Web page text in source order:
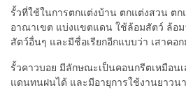
รั้วที่ใช้ในการตกแต่งบ้าน ตกแต่งสวน ตก
อาณาเขต แบ่งแขตแดน ใช้ล้อมสัตว์ ล้อ
สัตว์อื่นๆ และมีชื่อเรียกอีกแบบว่า เสาคอ
รั้วคาวบอย มีลักษณะเป็นคอนกรีตเหมือน
แดนทนฝนได้ และมีอายุการใช้งานยาวน